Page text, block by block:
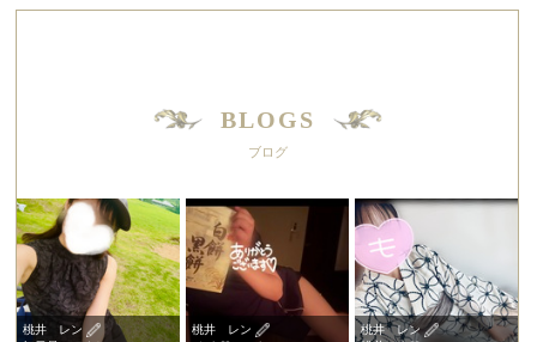
BLOGS
ブログ
桃井 レン
桃井 レン
桃井 レン